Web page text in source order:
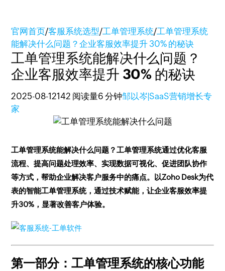
官网首页/客服系统选型/工单管理系统/工单管理系统
能解决什么问题？企业客服效率提升 30% 的秘诀
工单管理系统能解决什么问题？
企业客服效率提升 30% 的秘诀
2025-08-12142 阅读量6 分钟邹以岑|SaaS营销增长专
家
工单管理系统能解决什么问题？工单管理系统通过优化客服
流程、提高问题处理效率、实现数据可视化、促进团队协作
等方式，帮助企业解决客户服务中的痛点。以Zoho Desk为代
表的智能工单管理系统，通过技术赋能，让企业客服效率提
升30%，显著改善客户体验。
第一部分：工单管理系统的核心功能